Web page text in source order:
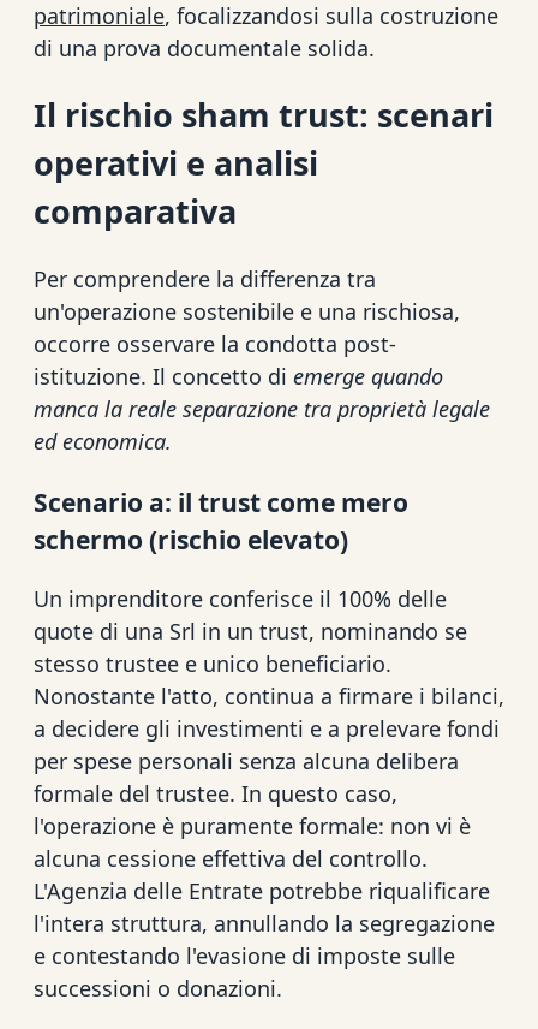
patrimoniale, focalizzandosi sulla costruzione
di una prova documentale solida.
Il rischio sham trust: scenari
operativi e analisi
comparativa
Per comprendere la differenza tra
un'operazione sostenibile e una rischiosa,
occorre osservare la condotta post-
istituzione. Il concetto di emerge quando
manca la reale separazione tra proprietà legale
ed economica.
Scenario a: il trust come mero
schermo (rischio elevato)
Un imprenditore conferisce il 100% delle
quote di una Srl in un trust, nominando se
stesso trustee e unico beneficiario.
Nonostante l'atto, continua a firmare i bilanci,
a decidere gli investimenti e a prelevare fondi
per spese personali senza alcuna delibera
formale del trustee. In questo caso,
l'operazione è puramente formale: non vi è
alcuna cessione effettiva del controllo.
L'Agenzia delle Entrate potrebbe riqualificare
l'intera struttura, annullando la segregazione
e contestando l'evasione di imposte sulle
successioni o donazioni.